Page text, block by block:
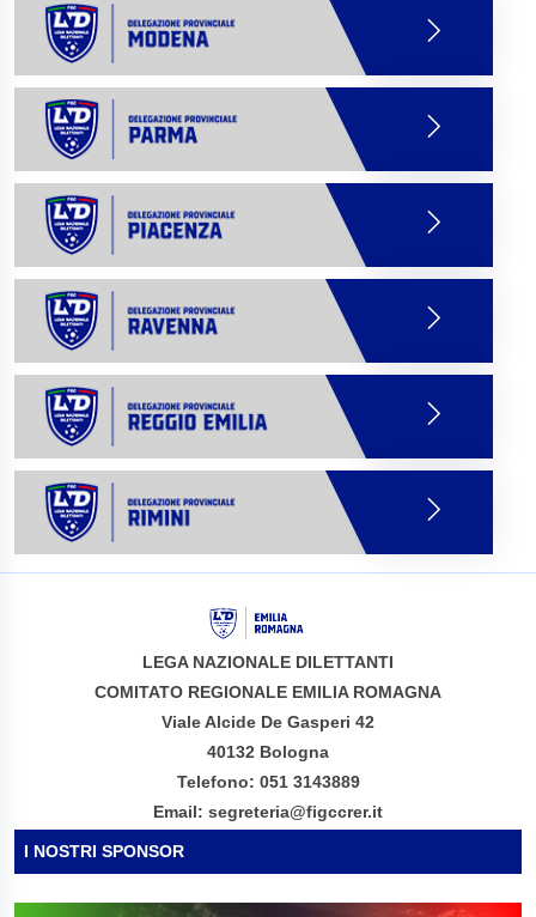
LEGA NAZIONALE DILETTANTI
COMITATO REGIONALE EMILIA ROMAGNA
Viale Alcide De Gasperi 42
40132 Bologna
Telefono: 051 3143889
Email: segreteria@figccrer.it
I NOSTRI SPONSOR